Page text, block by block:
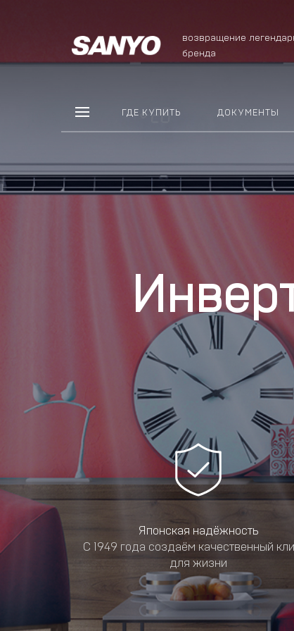
возвращение
бренда
ГДЕ КУПИТЬ ДОКУМЕНТЫ
Японская надёжность
С 1949 года создаём качественный
для жизни